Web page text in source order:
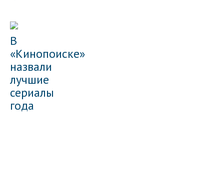
В
«Кинопоиске»
назвали
лучшие
сериалы
года